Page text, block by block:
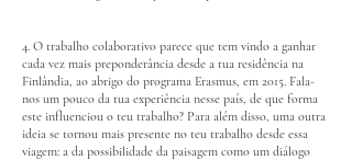
4. O trabalho colaborativo parece que tem vindo a ganhar
cada vez mais preponderância desde a tua residência na
Finlândia, ao abrigo do programa Erasmus, em 2015. Fala-
nos um pouco da tua experiência nesse país, de que forma
este influenciou o teu trabalho? Para além disso, uma outra
ideia se tornou mais presente no teu trabalho desde essa
viagem: a da possibilidade da paisagem como um diálogo